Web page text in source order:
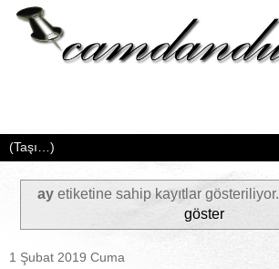
ayetiketine sahip kayıtlar gösteriliyor.
göster
1 Şubat 2019 Cuma